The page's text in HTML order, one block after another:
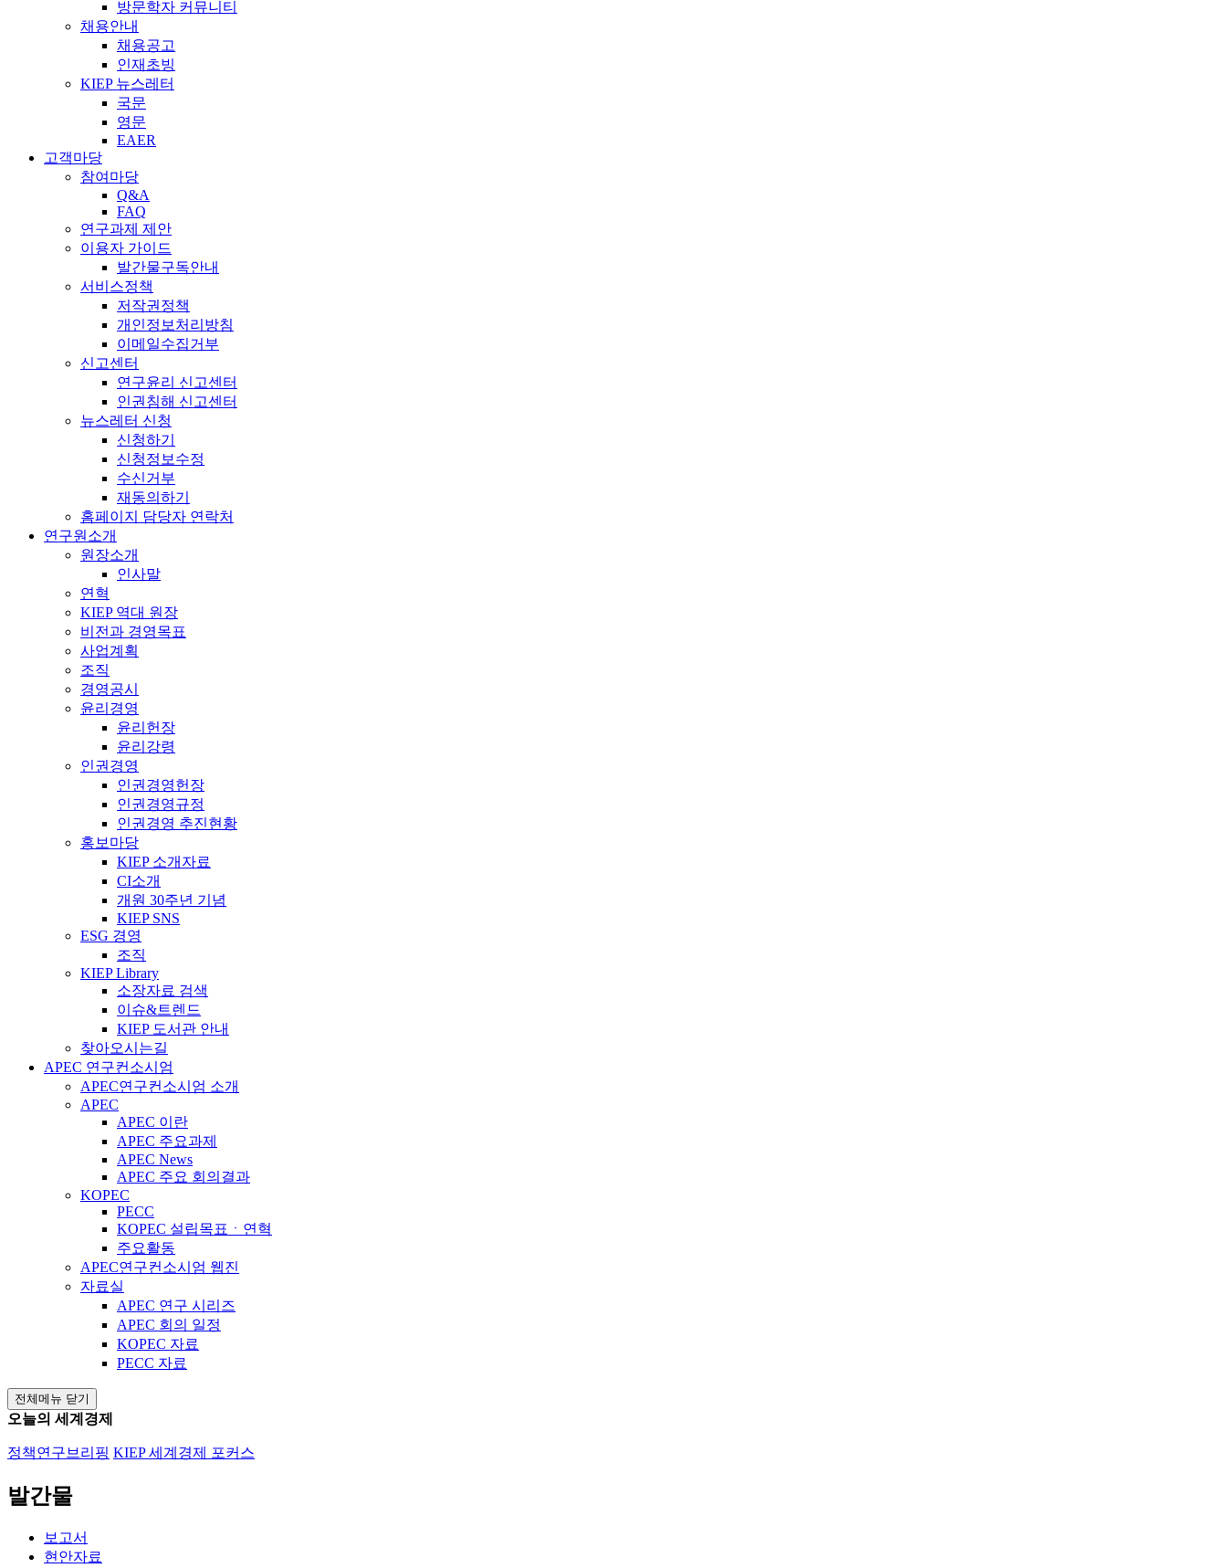
방문학자 커뮤니티
채용안내
채용공고
인재초빙
KIEP 뉴스레터
국문
영문
EAER
고객마당
참여마당
Q&A
FAQ
연구과제 제안
이용자 가이드
발간물구독안내
서비스정책
저작권정책
개인정보처리방침
이메일수집거부
신고센터
연구윤리 신고센터
인권침해 신고센터
뉴스레터 신청
신청하기
신청정보수정
수신거부
재동의하기
홈페이지 담당자 연락처
연구원소개
원장소개
인사말
연혁
KIEP 역대 원장
비전과 경영목표
사업계획
조직
경영공시
윤리경영
윤리헌장
윤리강령
인권경영
인권경영헌장
인권경영규정
인권경영 추진현황
홍보마당
KIEP 소개자료
CI소개
개원 30주년 기념
KIEP SNS
ESG 경영
조직
KIEP Library
소장자료 검색
이슈&트렌드
KIEP 도서관 안내
찾아오시는길
APEC 연구컨소시엄
APEC연구컨소시엄 소개
APEC
APEC 이란
APEC 주요과제
APEC News
APEC 주요 회의결과
KOPEC
PECC
KOPEC 설립목표ㆍ연혁
주요활동
APEC연구컨소시엄 웹진
자료실
APEC 연구 시리즈
APEC 회의 일정
KOPEC 자료
PECC 자료
전체메뉴 닫기
오늘의 세계경제
정책연구브리핑 KIEP 세계경제 포커스
발간물
보고서
현안자료